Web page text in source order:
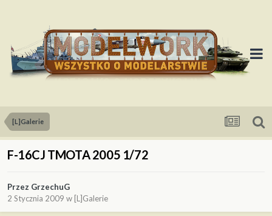
[L]Galerie
F-16CJ TMOTA 2005 1/72
Przez GrzechuG
2 Stycznia 2009 w [L]Galerie